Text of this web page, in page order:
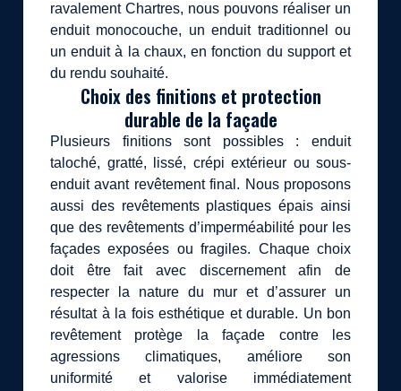
ravalement Chartres, nous pouvons réaliser un
enduit monocouche, un enduit traditionnel ou
un enduit à la chaux, en fonction du support et
du rendu souhaité.
Choix des finitions et protection
durable de la façade
Plusieurs finitions sont possibles : enduit
taloché, gratté, lissé, crépi extérieur ou sous-
enduit avant revêtement final. Nous proposons
aussi des revêtements plastiques épais ainsi
que des revêtements d’imperméabilité pour les
façades exposées ou fragiles. Chaque choix
doit être fait avec discernement afin de
respecter la nature du mur et d’assurer un
résultat à la fois esthétique et durable. Un bon
revêtement protège la façade contre les
agressions climatiques, améliore son
uniformité et valorise immédiatement